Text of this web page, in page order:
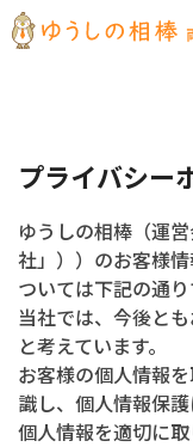
プライバシー
ゆうしの相棒（運
社」））のお客様
ついては下記の通り
当社では、今後と
と考えています。
お客様の個人情報
識し、個人情報保
個人情報を適切に取